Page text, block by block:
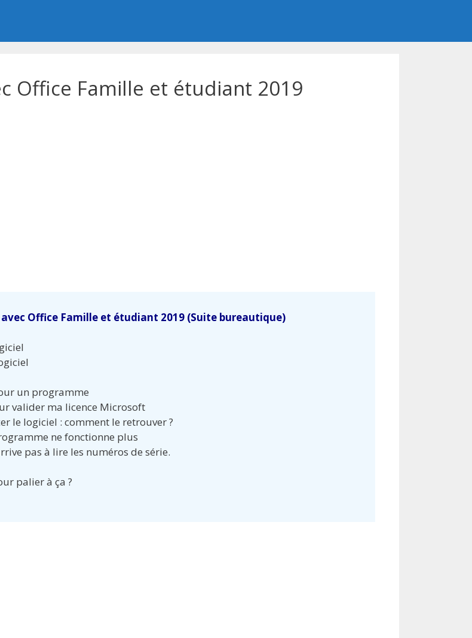
Office Famille et étudiant 2019
Office Famille et étudiant 2019 (Suite bureautique)
un programme
valider ma licence Microsoft
le logiciel : comment le retrouver ?
ne fonctionne plus
pas à lire les numéros de série.
palier à ça ?